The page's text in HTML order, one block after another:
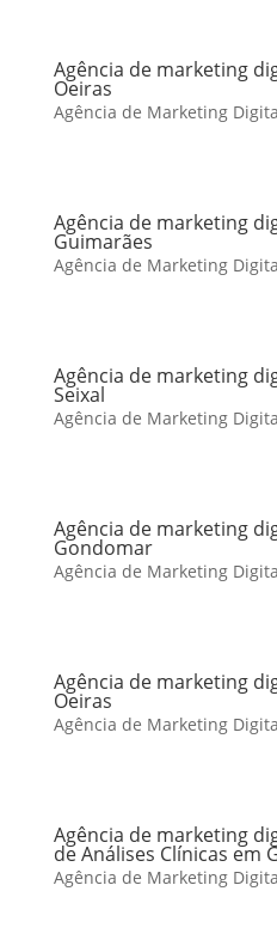
Agência de marketing
Oeiras
Agência de Marketing
Agência de marketing
Guimarães
Agência de Marketing
Agência de marketing
Seixal
Agência de Marketing
Agência de marketing
Gondomar
Agência de Marketing
Agência de marketing
Oeiras
Agência de Marketing
Agência de marketing
de Análises Clínicas em
Agência de Marketing